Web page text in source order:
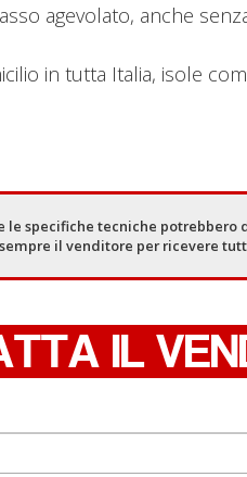
agevolato, anche
in tutta Italia, isole
le specifiche tecniche
sempre il venditore per ricevere
IL